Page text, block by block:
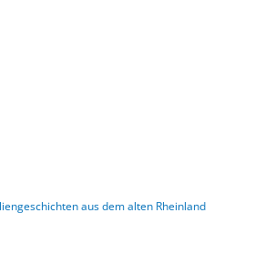
aus dem alten Rheinland